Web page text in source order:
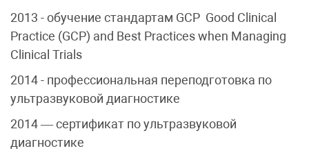
2013 - обучение стандартам GCP Good Clinical
Practice (GCP) and Best Practices when Managing
Clinical Trials
2014 - профессиональная переподготовка по
ультразвуковой диагностике
2014 — сертификат по ультразвуковой
диагностике